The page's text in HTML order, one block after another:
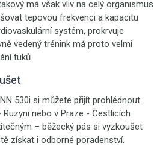
má však vliv na celý organismus
tepovou frekvenci a kapacitu
systém, prokrvuje
vedený trénink má proto velmi
tuků.
530i si můžete přijít prohlédnout
nebo v Praze - Čestlicích
– běžecký pás si vyzkoušet
získat i odborné poradenství.